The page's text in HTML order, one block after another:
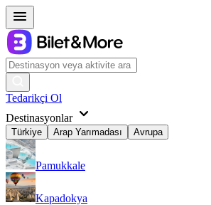
Tedarikçi Ol
Destinasyonlar
Türkiye Arap Yarımadası Avrupa
Pamukkale
Kapadokya